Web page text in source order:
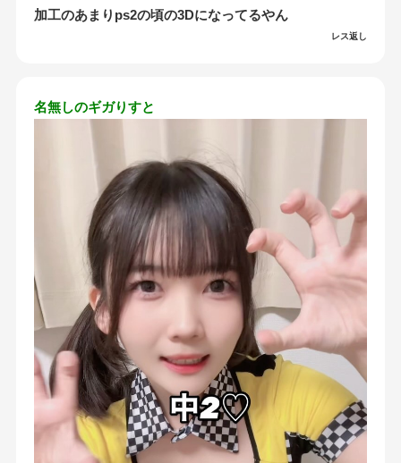
加工のあまりps2の頃の3Dになってるやん
レス返し
名無しのギガりすと